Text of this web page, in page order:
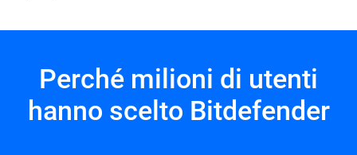
Perché milioni di utenti
hanno scelto Bitdefender